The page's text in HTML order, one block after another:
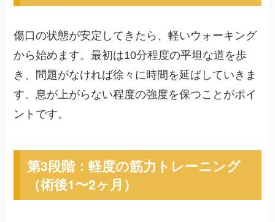
傷口の状態が安定してきたら、軽いウォーキング
から始めます。最初は10分程度の平坦な道を歩
き、問題がなければ徐々に時間を延ばしていきま
す。息が上がらない程度の強度を保つことがポイ
ントです。
第3段階：軽度の筋力トレーニング
（術後1〜2ヶ月）